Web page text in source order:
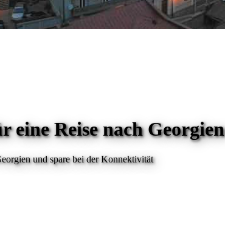
eine Reisenach Georgien
und spare bei der Konnektivität